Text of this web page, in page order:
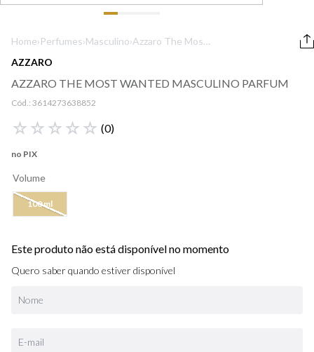
Home›Perfumes›Masculino›Azzaro The Most
AZZARO
AZZARO THE MOST WANTED MASCULINO PARFUM
Cód.: 3614273638852
☆ ☆ ☆ ☆ ☆ (0)
no PIX
Volume
100 ml
Este produto não está disponível no momento
Quero saber quando estiver disponível